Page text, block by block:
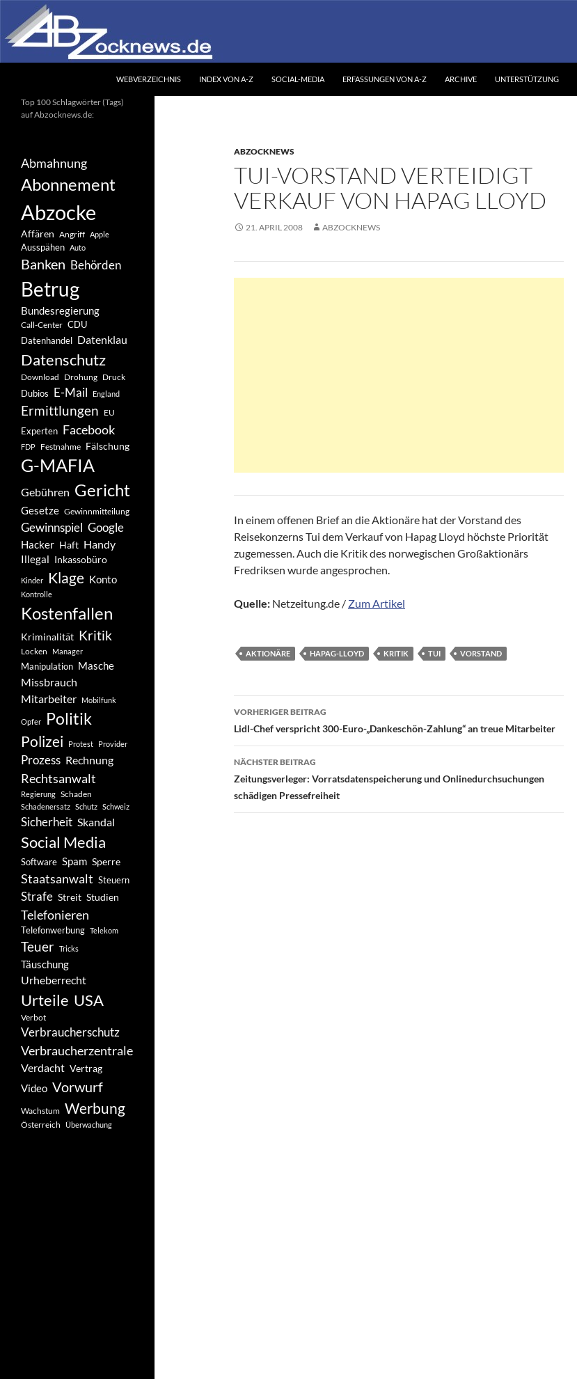
Inhalt
springen
WEBVERZEICHNIS INDEX VON A-Z SOCIAL-MEDIA ERFASSUNGEN VON A-Z ARCHIVE UNTERSTÜTZUNG
ABZOCKNEWS
TUI-VORSTAND VERTEIDIGT
VERKAUF VON HAPAG LLOYD
21. APRIL 2008 ABZOCKNEWS
In einem offenen Brief an die Aktionäre hat der Vorstand des
Reisekonzerns Tui dem Verkauf von Hapag Lloyd höchste Priorität
zugemessen. Auch die Kritik des norwegischen Großaktionärs
Fredriksen wurde angesprochen.
Quelle: Netzeitung.de / Zum Artikel
AKTIONÄRE HAPAG-LLOYD KRITIK TUI VORSTAND
Beitragsnavigation
VORHERIGER BEITRAG
Lidl-Chef verspricht 300-Euro-„Dankeschön-Zahlung“ an treue Mitarbeiter
NÄCHSTER BEITRAG
Zeitungsverleger: Vorratsdatenspeicherung und Onlinedurchsuchungen
schädigen Pressefreiheit
Ihr unabhängiges
Informationsportal
Top 100 Schlagwörter (Tags)
auf Abzocknews.de:
Abmahnung
Abonnement
Abzocke
Affären Angriff Apple
Ausspähen Auto
Banken Behörden
Betrug
Bundesregierung
Call-Center CDU
Datenhandel Datenklau
Datenschutz
Download Drohung Druck
Dubios E-Mail England
Ermittlungen EU
Experten Facebook
FDP Festnahme Fälschung
G-MAFIA
Gebühren Gericht
Gesetze Gewinnmitteilung
Gewinnspiel Google
Hacker Haft Handy
Illegal Inkassobüro
Kinder Klage Konto
Kontrolle
Kostenfallen
Kriminalität Kritik
Locken Manager
Manipulation Masche
Missbrauch
Mitarbeiter
Mobilfunk
Opfer Politik
Polizei Protest Provider
Prozess Rechnung
Rechtsanwalt
Regierung Schaden
Schadenersatz Schutz Schweiz
Sicherheit Skandal
Social Media
Software Spam Sperre
Staatsanwalt Steuern
Strafe Streit Studien
Telefonieren
Telefonwerbung Telekom
Teuer Tricks
Täuschung
Urheberrecht
Urteile USA
Verbot
Verbraucherschutz
Verbraucherzentrale
Verdacht Vertrag
Video Vorwurf
Wachstum Werbung
Österreich Überwachung